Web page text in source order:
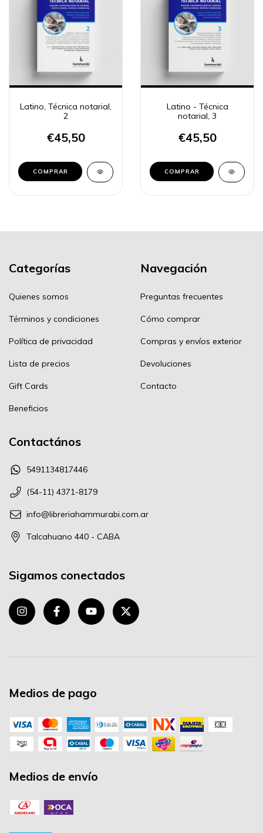
Latino, Técnica notarial,
2
€45,50
COMPRAR
Latino - Técnica
notarial, 3
€45,50
COMPRAR
Categorías
Quienes somos
Términos y condiciones
Política de privacidad
Lista de precios
Gift Cards
Beneficios
Navegación
Preguntas frecuentes
Cómo comprar
Compras y envíos exterior
Devoluciones
Contacto
Contactános
5491134817446
(54-11) 4371-8179
info@libreriahammurabi.com.ar
Talcahuano 440 - CABA
Sigamos conectados
Medios de pago
Medios de envío